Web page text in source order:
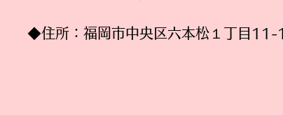
​◆住所：福岡市中央区六本松１丁目11-1